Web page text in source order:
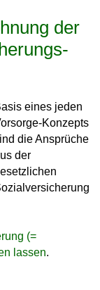
der
eines jeden
Konzepts
die Ansprüche
der
(=
lassen.